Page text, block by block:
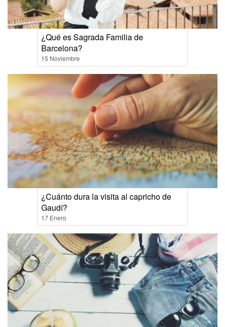
¿Qué es Sagrada Familia de
Barcelona?
15 Noviembre
¿Cuánto dura la visita al capricho de
Gaudí?
17 Enero